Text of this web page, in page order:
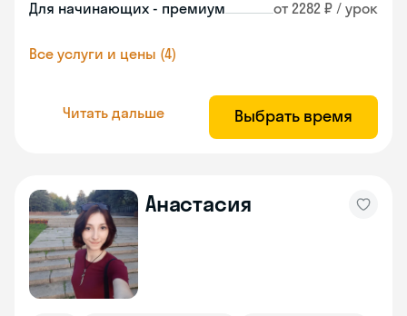
Для начинающих - премиум от 2282 ₽ / урок
Все услуги и цены (4)
Читать дальше Выбрать время
Анастасия